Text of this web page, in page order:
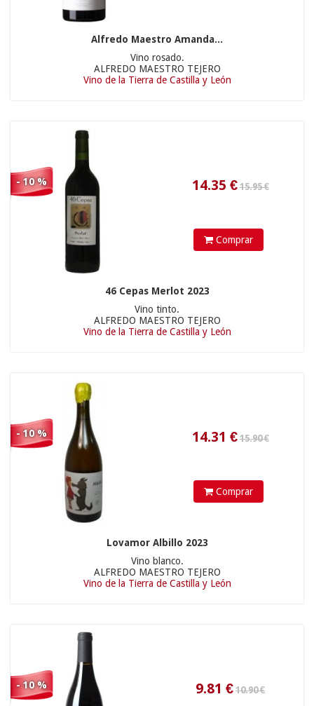
Alfredo Maestro Amanda...
Vino rosado.
ALFREDO MAESTRO TEJERO
Vino de la Tierra de Castilla y León
- 10 %
Comprar
46 Cepas Merlot 2023
Vino tinto.
ALFREDO MAESTRO TEJERO
Vino de la Tierra de Castilla y León
- 10 %
Comprar
Lovamor Albillo 2023
Vino blanco.
ALFREDO MAESTRO TEJERO
Vino de la Tierra de Castilla y León
- 10 %
8.95€
30.51€